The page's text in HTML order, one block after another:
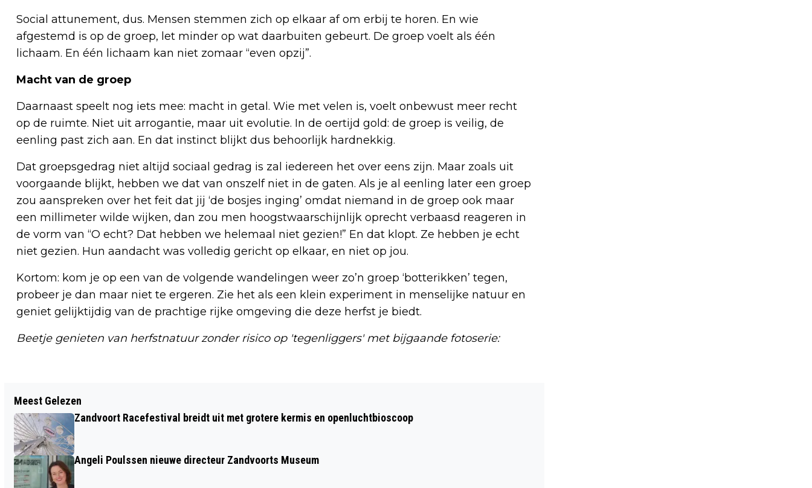
Social attunement, dus. Mensen stemmen zich op elkaar af om erbij te horen. En wie
afgestemd is op de groep, let minder op wat daarbuiten gebeurt. De groep voelt als één
lichaam. En één lichaam kan niet zomaar “even opzij”.
Macht van de groep
Daarnaast speelt nog iets mee: macht in getal. Wie met velen is, voelt onbewust meer recht
op de ruimte. Niet uit arrogantie, maar uit evolutie. In de oertijd gold: de groep is veilig, de
eenling past zich aan. En dat instinct blijkt dus behoorlijk hardnekkig.
Dat groepsgedrag niet altijd sociaal gedrag is zal iedereen het over eens zijn. Maar zoals uit
voorgaande blijkt, hebben we dat van onszelf niet in de gaten. Als je al eenling later een groep
zou aanspreken over het feit dat jij ‘de bosjes inging’ omdat niemand in de groep ook maar
een millimeter wilde wijken, dan zou men hoogstwaarschijnlijk oprecht verbaasd reageren in
de vorm van “O echt? Dat hebben we helemaal niet gezien!” En dat klopt. Ze hebben je echt
niet gezien. Hun aandacht was volledig gericht op elkaar, en niet op jou.
Kortom: kom je op een van de volgende wandelingen weer zo’n groep ‘botterikken’ tegen,
probeer je dan maar niet te ergeren. Zie het als een klein experiment in menselijke natuur en
geniet gelijktijdig van de prachtige rijke omgeving die deze herfst je biedt.
Beetje genieten van herfstnatuur zonder risico op 'tegenliggers' met bijgaande fotoserie:
OFFICIEEL WARMSTE 5 NOVEMBER OOIT
GEVONDEN BIJ CONTROLE
Meest Gelezen
Zandvoort Racefestival breidt uit met grotere kermis en openluchtbioscoop
Angeli Poulssen nieuwe directeur Zandvoorts Museum